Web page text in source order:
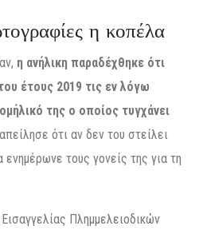
η κοπέλα
η ανήλικη παραδέχθηκε ότι
έτους 2019 τις εν λόγω
της ο οποίος τυγχάνει
ότι αν δεν του στείλει
τους γονείς της για τη
Πλημμελειοδικών